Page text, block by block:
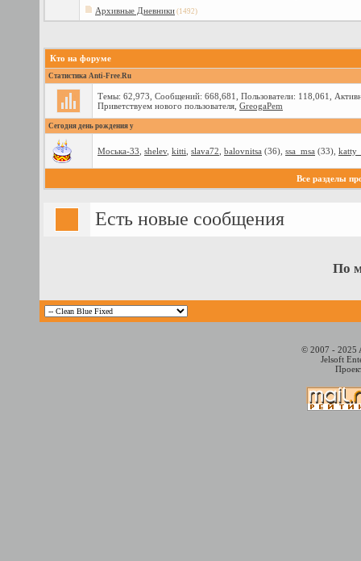
Архивные Дневники (1492)
Кто на форуме
Статистика Anti-Free.Ru
Темы: 62,973, Сообщений: 668,681, Пользователи: 118,061,
Приветствуем нового пользователя, GreogaPem
Сегодня день рождения у
Моська-33 shelev, kitti slava72 balovnitsa (36), ssa_msa (33),
Все разделы
Есть новые сообщения
По
© 2007 - 2025
Jelsoft